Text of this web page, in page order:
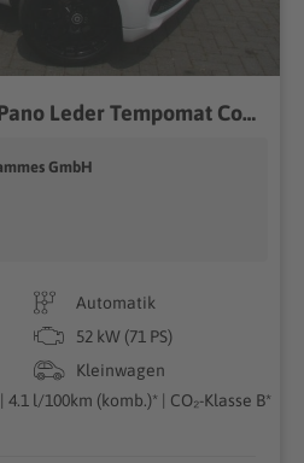
Smart ForTwo Prime Pano Leder Tempomat Cool & Media-Paket...
GmbH
Automatik
52 kW (71 PS)
Kleinwagen
4.1 l/100km (komb.)* | CO₂-Klasse B*